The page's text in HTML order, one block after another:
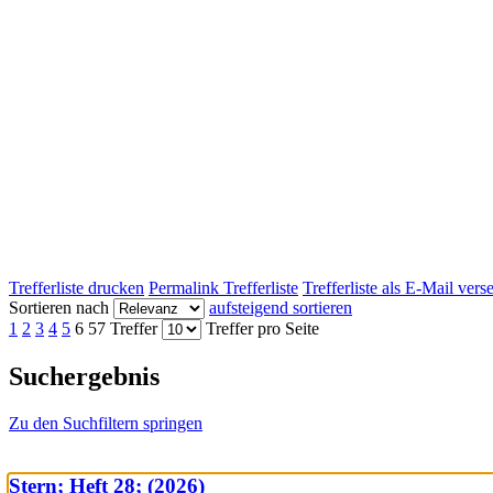
Trefferliste drucken Permalink Trefferliste Trefferliste als E-Mail
Sortieren nach
aufsteigend sortieren
1 2 3 4 5 6 57 Treffer Treffer pro Seite
Suchergebnis
Zu den Suchfiltern springen
Stern; Heft 28; (2026)